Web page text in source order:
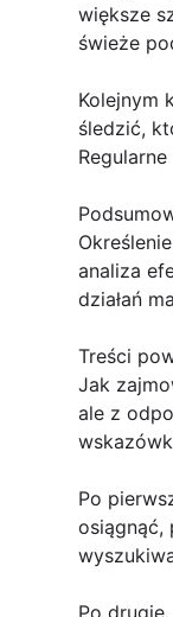
większe
świeże
Kolejnym
śledzić,
analiza
działań
Treści
Jak
ale z
Po
osiągnąć,